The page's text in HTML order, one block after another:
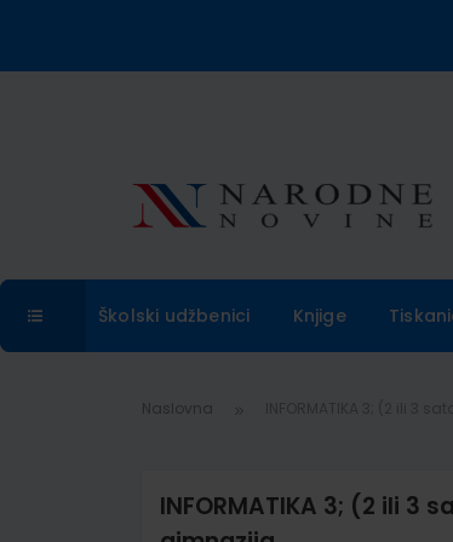
Školski udžbenici Knjige
Naslovna
INFORMATIKA 3; (2 ili 3